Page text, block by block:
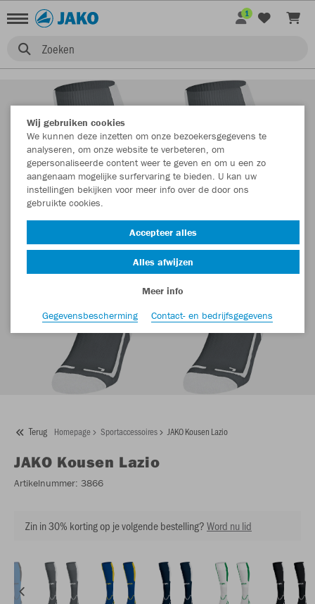
Zoeken
1
Terug Homepage Sportaccessoires JAKO Kousen Lazio
JAKO Kousen Lazio
Artikelnummer: 3866
Zin in 30% korting op je volgende bestelling?Word nu lid
Wij gebruiken cookies
We kunnen deze inzetten om onze bezoekersgegevens te
analyseren, om onze website te verbeteren, om
gepersonaliseerde content weer te geven en om u een zo
aangenaam mogelijke surfervaring te bieden. U kan uw
instellingen bekijken voor meer info over de door ons
gebruikte cookies.
Accepteer alles
Alles afwijzen
Meer info
Gegevensbescherming
Contact- en bedrijfsgegevens